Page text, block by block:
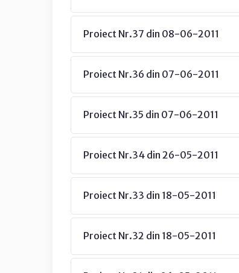
Proiect Nr.37 din 08-06-2011
Proiect Nr.36 din 07-06-2011
Proiect Nr.35 din 07-06-2011
Proiect Nr.34 din 26-05-2011
Proiect Nr.33 din 18-05-2011
Proiect Nr.32 din 18-05-2011